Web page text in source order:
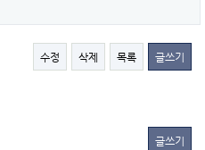
수정 삭제 목록 글쓰기
글쓰기